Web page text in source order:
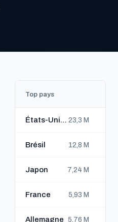
Top pays
États-Unis d'Amérique 23,3 M
Brésil 12,8 M
Japon 7,24 M
France 5,93 M
Allemagne 5,76 M